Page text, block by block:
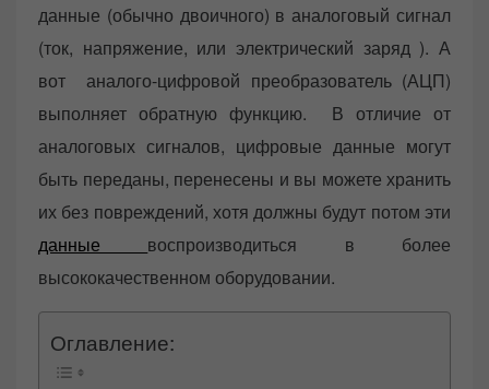
данные (обычно двоичного) в аналоговый сигнал
(ток, напряжение, или электрический заряд ). А
вот аналого-цифровой преобразователь (АЦП)
выполняет обратную функцию. В отличие от
аналоговых сигналов, цифровые данные могут
быть переданы, перенесены и вы можете хранить
их без повреждений, хотя должны будут потом эти
данные воспроизводиться в более
высококачественном оборудовании.
Оглавление: